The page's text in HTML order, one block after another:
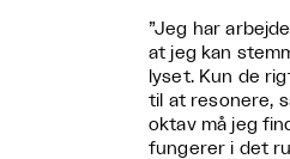
”Jeg har
at jeg kan
lyset. Kun de
til at resonere,
oktav må jeg
fungerer i det